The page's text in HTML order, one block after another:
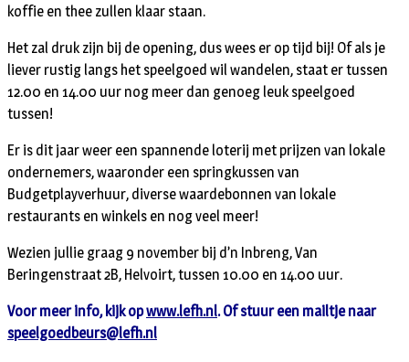
koffie en thee zullen klaar staan.
Het zal druk zijn bij de opening, dus wees er op tijd bij! Of als je
liever rustig langs het speelgoed wil wandelen, staat er tussen
12.00 en 14.00 uur nog meer dan genoeg leuk speelgoed
tussen!
Er is dit jaar weer een spannende loterij met prijzen van lokale
ondernemers, waaronder een springkussen van
Budgetplayverhuur, diverse waardebonnen van lokale
restaurants en winkels en nog veel meer!
Wezien jullie graag 9 november bij d’n Inbreng, Van
Beringenstraat 2B, Helvoirt, tussen 10.00 en 14.00 uur.
Voor meer info, kijk opwww.lefh.nl. Of stuur een mailtje naar
speelgoedbeurs@lefh.nl